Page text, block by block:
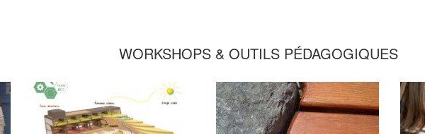
WORKSHOPS & OUTILS PÉDAGOGIQUES